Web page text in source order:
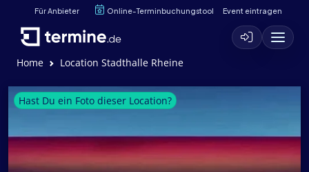
Für Anbieter Online-Terminbuchungstool Event eintragen
Home Location Stadthalle Rheine
Hast Du ein Foto dieser Location?